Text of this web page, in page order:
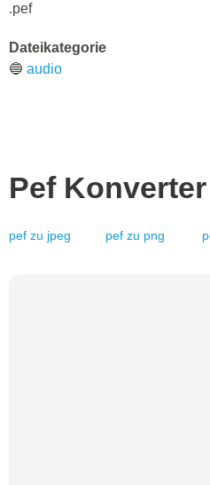
.pef
Dateikategorie
🔵 audio
Pef Konverter
pef zu jpeg pef zu png